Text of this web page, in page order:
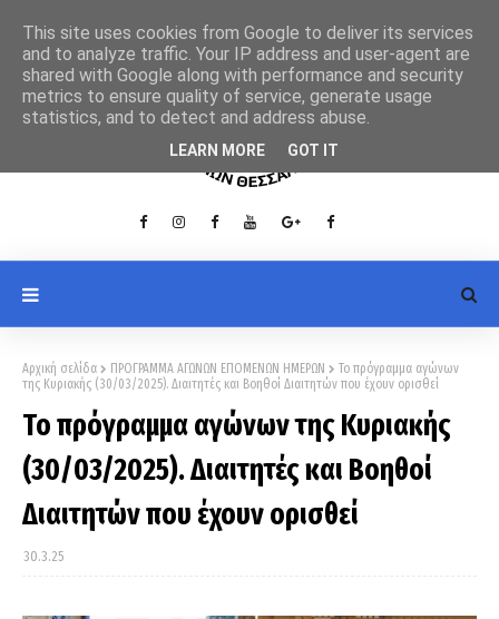
Αρχική σελίδα ΠΡΟΓΡΑΜΜΑ ΑΓΩΝΩΝ ΕΠΟΜΕΝΩΝ ΗΜΕΡΩΝ
Το πρόγραμμα αγώνων
της Κυριακής (30/03/2025). Διαιτητές και Βοηθοί Διαιτητών που έχουν ορισθεί
Το πρόγραμμα αγώνων της Κυριακής
(30/03/2025). Διαιτητές και Βοηθοί
Διαιτητών που έχουν ορισθεί
30.3.25
This site uses cookies from Google to deliver its services
and to analyze traffic. Your IP address and user-agent are
shared with Google along with performance and security
metrics to ensure quality of service, generate usage
statistics, and to detect and address abuse.
LEARN MORE GOT IT